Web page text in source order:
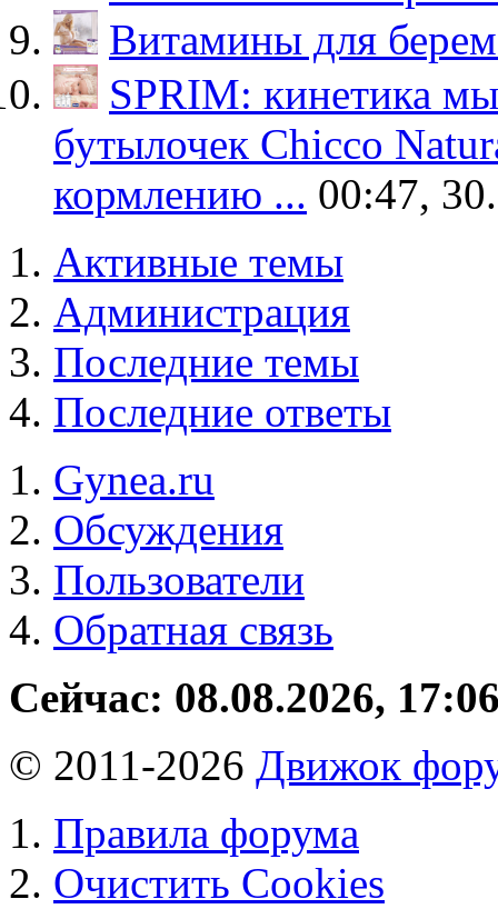
Витамины для
SPRIM: кинетика
бутылочек Chicco
кормлению ... 00:47,
Активные темы
Администрация
Последние темы
Последние ответы
Gynea.ru
Обсуждения
Пользователи
Обратная связь
Сейчас: 08.08.2026,
© 2011-2026 Движок
Правила форума
Очистить Cookies